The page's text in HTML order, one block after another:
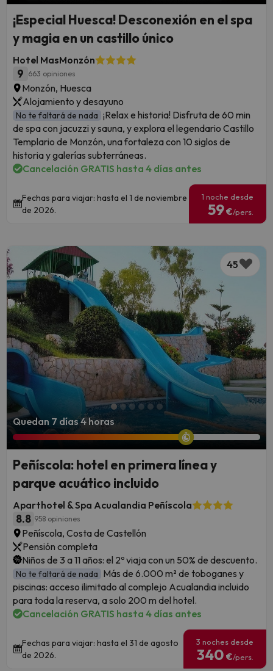
¡Especial Huesca! Desconexión en el spa
y magia en un castillo único
Hotel MasMonzón
9 663 opiniones
Monzón, Huesca
Alojamiento y desayuno
No te faltará de nada ¡Relax e historia! Disfruta de 60 min
de spa con jacuzzi y sauna, y explora el legendario Castillo
Templario de Monzón, una fortaleza con 10 siglos de
historia y galerías subterráneas.
Cancelación GRATIS hasta 4 días antes
Fechas para viajar: hasta el 1 de noviembre
de 2026.
1 noche desde
59€/pers.
45
Quedan 7 días 4 horas
Peñíscola: hotel en primera línea y
parque acuático incluido
Aparthotel & Spa Acualandia Peñíscola
8.8 958 opiniones
Peñíscola, Costa de Castellón
Pensión completa
Niños de 3 a 11 años: el 2º viaja con un 50% de descuento.
No te faltará de nada Más de 6.000 m² de toboganes y
piscinas: acceso ilimitado al complejo Acualandia incluido
para toda la reserva, a solo 200 m del hotel.
Cancelación GRATIS hasta 4 días antes
Fechas para viajar: hasta el 31 de agosto
de 2026.
3 noches desde
340 €/pers.